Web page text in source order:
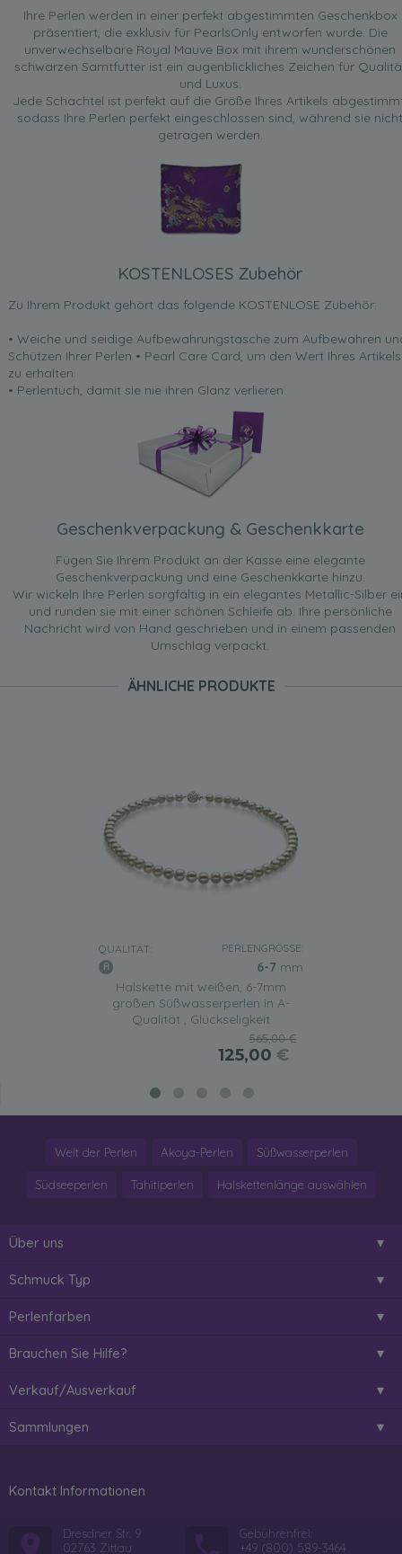
Ihre Perlen werden in einer perfekt abgestimmten Geschenkbox
präsentiert, die exklusiv für PearlsOnly entworfen wurde. Die
unverwechselbare Royal Mauve Box mit ihrem wunderschönen
schwarzen Samtfutter ist ein augenblickliches Zeichen für
und Luxus.
Jede Schachtel ist perfekt auf die Größe Ihres Artikels
sodass Ihre Perlen perfekt eingeschlossen sind, während sie nicht
getragen werden.
KOSTENLOSES Zubehör
Zu Ihrem Produkt gehört das folgende KOSTENLOSE Zubehör:
• Weiche und seidige Aufbewahrungstasche zum Aufbewahren
Schützen Ihrer Perlen • Pearl Care Card, um den Wert Ihres Artikels
zu erhalten
• Perlentuch, damit sie nie ihren Glanz verlieren.
Geschenkverpackung & Geschenkkarte
Fügen Sie Ihrem Produkt an der Kasse eine elegante
Geschenkverpackung und eine Geschenkkarte hinzu.
Wir wickeln Ihre Perlen sorgfältig in ein elegantes Metallic-Silber
und runden sie mit einer schönen Schleife ab. Ihre persönliche
Nachricht wird von Hand geschrieben und in einem passenden
Umschlag verpackt.
ÄHNLICHE PRODUKTE
QUALITÄT: PERLENGRÖSSE:
6-7 mm
Halskette mit weißen, 6-7mm
großen Süßwasserperlen in A-
Qualität , Glückseligkeit
565,00 €
125,00 €
Welt der Perlen Akoya-Perlen Süßwasserperlen
Südseeperlen Tahitiperlen Halskettenlänge auswählen
Über uns
Schmuck Typ
Perlenfarben
Brauchen Sie Hilfe?
Verkauf/Ausverkauf
Sammlungen
Kontakt Informationen
Dresdner Str. 9
02763 Zittau
Gebührenfrei:
+49 (800) 589-3464